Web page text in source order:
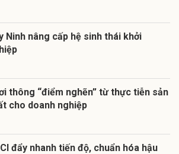
Ninh nâng cấp hệ sinh thái khởi
thông “điểm nghẽn” từ thực tiễn sản
cho doanh nghiệp
đẩy nhanh tiến độ, chuẩn hóa hậu